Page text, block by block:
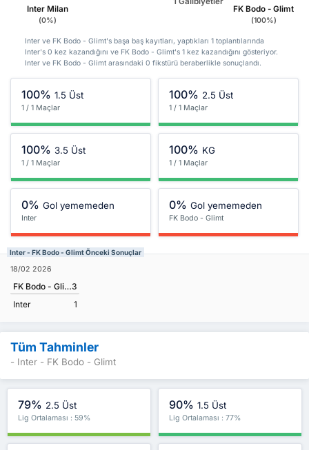
Inter Milan
(0%)
FK Bodo - Glimt
(100%)
Inter ve FK Bodo - Glimt's başa baş kayıtları, yaptıkları 1 toplantılarında
Inter's 0 kez kazandığını ve FK Bodo - Glimt's 1 kez kazandığını gösteriyor.
Inter ve FK Bodo - Glimt arasındaki 0 fikstürü beraberlikle sonuçlandı.
100% 1.5 Üst
1 / 1 Maçlar
100% 2.5 Üst
1 / 1 Maçlar
100% 3.5 Üst
1 / 1 Maçlar
100% KG
1 / 1 Maçlar
0% Gol yememeden
Inter
0% Gol yememeden
FK Bodo - Glimt
Inter - FK Bodo - Glimt Önceki Sonuçlar
18/02 2026
FK Bodo - Glimt3
Inter
1
Tüm Tahminler
- Inter - FK Bodo - Glimt
79% 2.5 Üst
Lig Ortalaması : 59%
90% 1.5 Üst
Lig Ortalaması : 77%